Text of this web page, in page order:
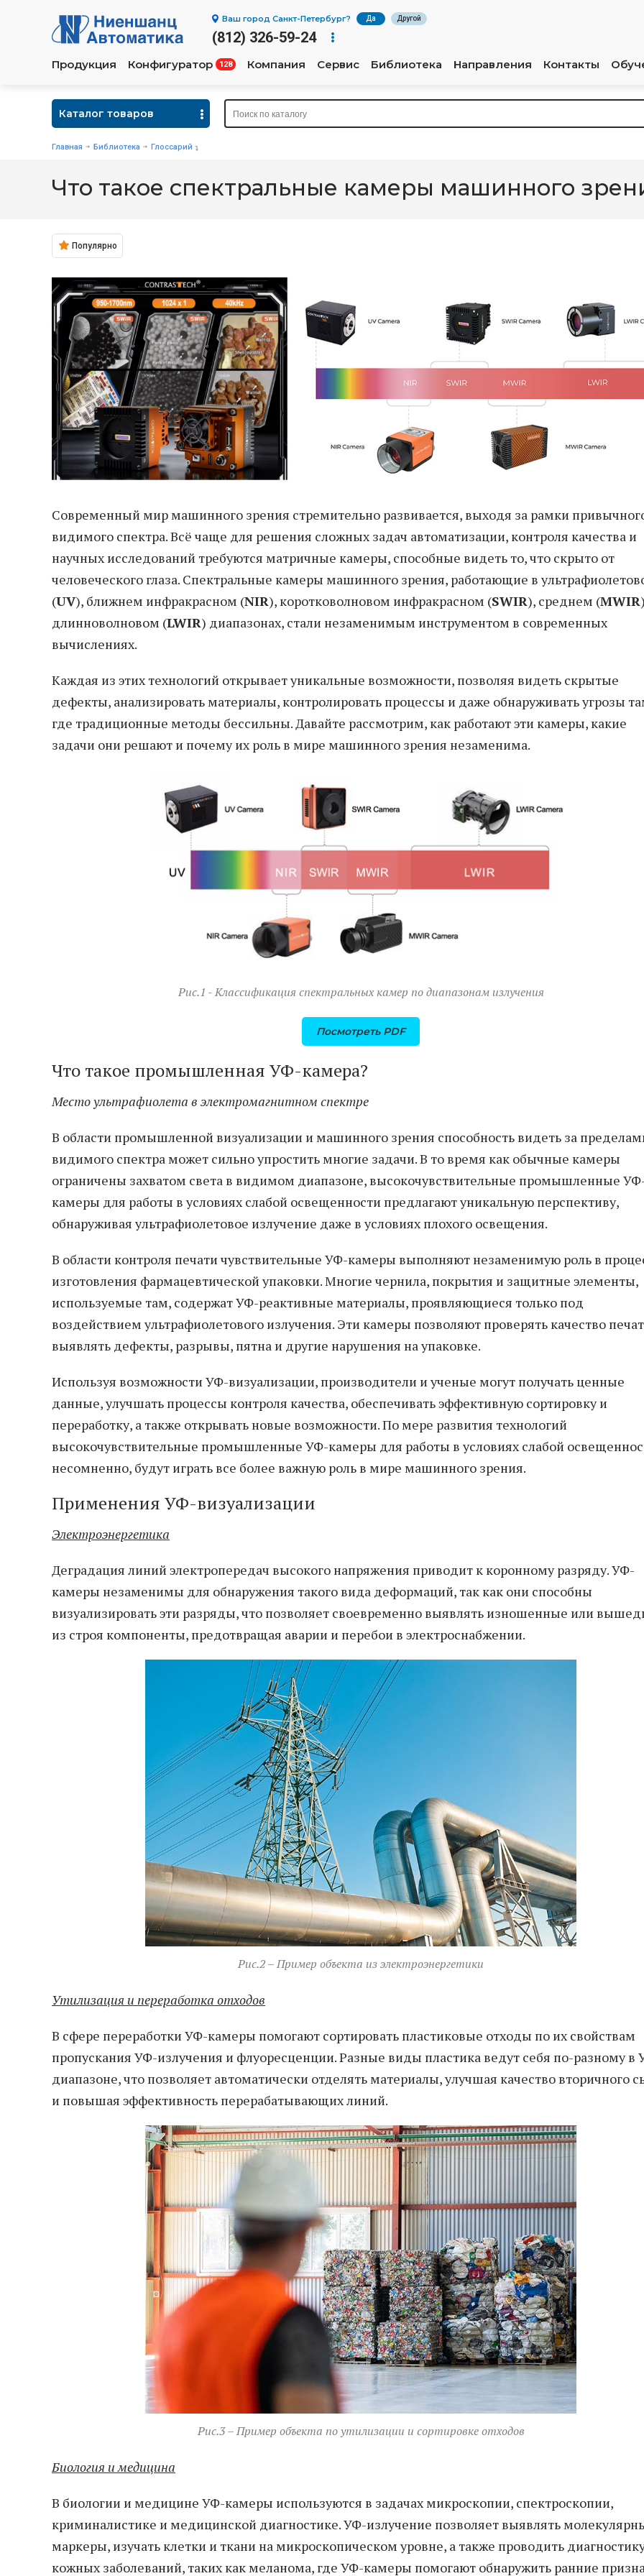
Ваш город Санкт-Петербург? Да Другой
(812) 326-59-24
Продукция Конфигуратор 128 Компания Сервис Библиотека Направления Контакты
Каталог товаров
Главная Библиотека Глоссарий
Что такое спектральные камеры машинного
Популярно
Современный мир машинного зрения стремительно развивается, выходя за рамки
видимого спектра. Всё чаще для решения сложных задач автоматизации, контроля качества и
научных исследований требуются матричные камеры, способные видеть то, что скрыто от
человеческого глаза. Спектральные камеры машинного зрения, работающие в
(UV), ближнем инфракрасном (NIR), коротковолновом инфракрасном (SWIR), среднем (MWIR
длинноволновом (LWIR) диапазонах, стали незаменимым инструментом в современных
вычислениях.
Каждая из этих технологий открывает уникальные возможности, позволяя видеть скрытые
дефекты, анализировать материалы, контролировать процессы и даже обнаруживать угрозы
где традиционные методы бессильны. Давайте рассмотрим, как работают эти камеры, какие
задачи они решают и почему их роль в мире машинного зрения незаменима.
Рис.1 - Классификация спектральных камер по диапазонам излучения
Посмотреть PDF
Что такое промышленная УФ-камера?
Место ультрафиолета в электромагнитном спектре
В области промышленной визуализации и машинного зрения способность видеть за
видимого спектра может сильно упростить многие задачи. В то время как обычные камеры
ограничены захватом света в видимом диапазоне, высокочувствительные промышленные
камеры для работы в условиях слабой освещенности предлагают уникальную перспективу,
обнаруживая ультрафиолетовое излучение даже в условиях плохого освещения.
В области контроля печати чувствительные УФ-камеры выполняют незаменимую роль в
изготовления фармацевтической упаковки. Многие чернила, покрытия и защитные элементы,
используемые там, содержат УФ-реактивные материалы, проявляющиеся только под
воздействием ультрафиолетового излучения. Эти камеры позволяют проверять качество
выявлять дефекты, разрывы, пятна и другие нарушения на упаковке.
Используя возможности УФ-визуализации, производители и ученые могут получать ценные
данные, улучшать процессы контроля качества, обеспечивать эффективную сортировку и
переработку, а также открывать новые возможности. По мере развития технологий
высокочувствительные промышленные УФ-камеры для работы в условиях слабой
несомненно, будут играть все более важную роль в мире машинного зрения.
Применения УФ-визуализации
Электроэнергетика
Деградация линий электропередач высокого напряжения приводит к коронному разряду. УФ-
камеры незаменимы для обнаружения такого вида деформаций, так как они способны
визуализировать эти разряды, что позволяет своевременно выявлять изношенные или
из строя компоненты, предотвращая аварии и перебои в электроснабжении.
Рис.2 – Пример объекта из электроэнергетики
Утилизация и переработка отходов
В сфере переработки УФ-камеры помогают сортировать пластиковые отходы по их свойствам
пропускания УФ-излучения и флуоресценции. Разные виды пластика ведут себя по-разному в
диапазоне, что позволяет автоматически отделять материалы, улучшая качество вторичного
и повышая эффективность перерабатывающих линий.
Рис.3 – Пример объекта по утилизации и сортировке отходов
Биология и медицина
В биологии и медицине УФ-камеры используются в задачах микроскопии, спектроскопии,
криминалистике и медицинской диагностике. УФ-излучение позволяет выявлять
маркеры, изучать клетки и ткани на микроскопическом уровне, а также проводить
кожных заболеваний, таких как меланома, где УФ-камеры помогают обнаружить ранние